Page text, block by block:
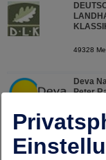
49328
Deva
Peter
91541
Tauber